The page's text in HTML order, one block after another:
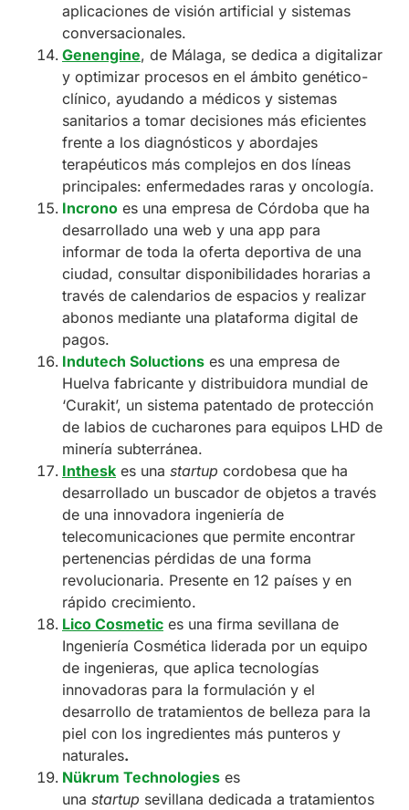
aplicaciones de visión artificial y sistemas
conversacionales.
Genengine, de Málaga, se dedica a digitalizar
y optimizar procesos en el ámbito genético-
clínico, ayudando a médicos y sistemas
sanitarios a tomar decisiones más eficientes
frente a los diagnósticos y abordajes
terapéuticos más complejos en dos líneas
principales: enfermedades raras y oncología.
Incronoes una empresa de Córdoba que ha
desarrollado una web y una app para
informar de toda la oferta deportiva de una
ciudad, consultar disponibilidades horarias a
través de calendarios de espacios y realizar
abonos mediante una plataforma digital de
pagos.
Indutech Soluctionses una empresa de
Huelva fabricante y distribuidora mundial de
‘Curakit’, un sistema patentado de protección
de labios de cucharones para equipos LHD de
minería subterránea.
Intheskes una startup cordobesa que ha
desarrollado un buscador de objetos a través
de una innovadora ingeniería de
telecomunicaciones que permite encontrar
pertenencias pérdidas de una forma
revolucionaria. Presente en 12 países y en
rápido crecimiento.
Lico Cosmetices una firma sevillana de
Ingeniería Cosmética liderada por un equipo
de ingenieras, que aplica tecnologías
innovadoras para la formulación y el
desarrollo de tratamientos de belleza para la
piel con los ingredientes más punteros y
naturales.
Nükrum Technologieses
una startup sevillana dedicada a tratamientos